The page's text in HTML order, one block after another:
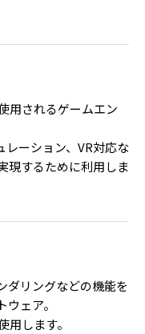
用されるゲームエン
ーション、VR対応な
現するために利用しま
ダリングなどの機能を
ェア。
します。